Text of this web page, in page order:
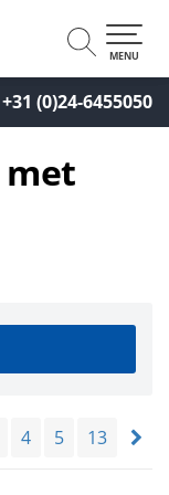
+31 (0)24-6455050
MENU
met
4 5 13